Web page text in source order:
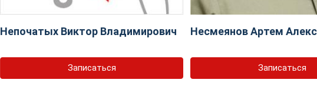
Непочатых Виктор Владимирович
Записаться
Несмеянов Артем
Записаться